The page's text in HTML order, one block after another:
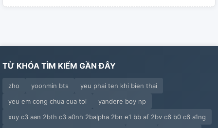
TỪ KHÓA TÌM KIẾM GẦN ĐÂY
zho yoonmin bts
yeu phai ten khi bien thai
yeu em cong chua cua toi
yandere boy np
xuy c3 aan 2bth c3 a0nh 2balpha 2bn e1 bb af 2bv c6 b0 c6 a1ng